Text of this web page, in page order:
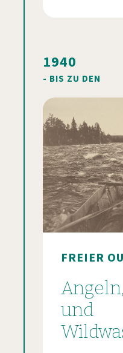
1940
- BIS ZU DEN
FREIER
und